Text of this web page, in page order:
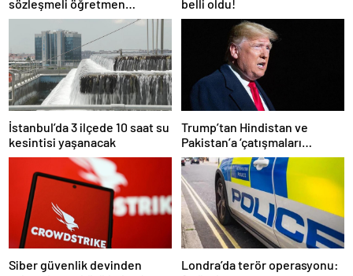
sözleşmeli öğretmen
atamasında sözlü sınava hak
kazanan adaylar açıklandı
belli oldu!
İstanbul’da 3 ilçede 10 saat su
kesintisi yaşanacak
Trump’tan Hindistan ve
Pakistan’a ‘çatışmaları
durdurun’ çağrısı
Siber güvenlik devinden
Londra’da terör operasyonu: